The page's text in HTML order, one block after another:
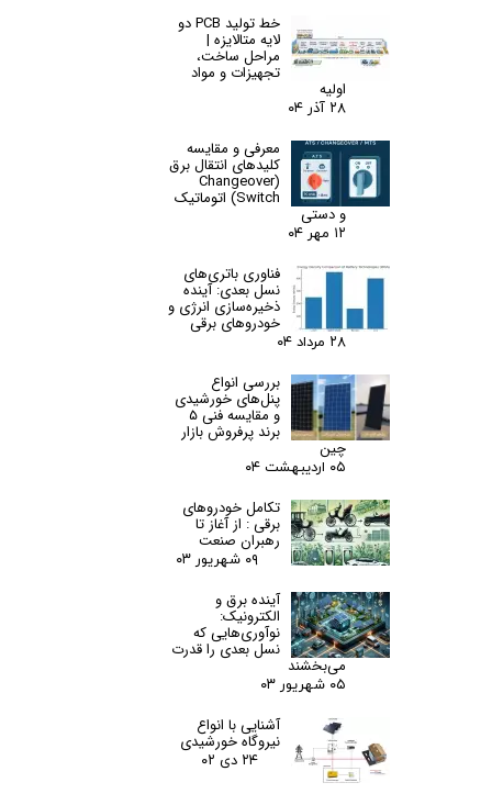
خط تولید PCB دو لایه متالایزه | مراحل
ساخت، تجهیزات و مواد اولیه
برق و الکترونیک تولید PCB دو لایه
،PCB دو لایه متالایزه ،خط تولید PCB
سوراخ کاری CNC PCB Dry Film Lamination PCB ،V-Cut PCB
خط تولید PCB دو
لایه متالایزه |
مراحل ساخت،
تجهیزات و مواد
اولیه
۲۸ آذر ۰۴
معرفی و مقایسه
کلیدهای انتقال برق
(Changeover
Switch) اتوماتیک
و دستی
۱۲ مهر ۰۴
فناوری باتری‌های
نسل بعدی: آینده
ذخیره‌سازی انرژی و
خودروهای برقی
۲۸ مرداد ۰۴
بررسی انواع
پنل‌های خورشیدی
و مقایسه فنی ۵
برند پرفروش بازار
چین
۰۵ اردیبهشت ۰۴
تکامل خودروهای
برقی : از آغاز تا
رهبران صنعت
۰۹ شهریور ۰۳
آینده برق و
الکترونیک:
نوآوری‌هایی که
نسل بعدی را قدرت
می‌بخشند
۰۵ شهریور ۰۳
آشنایی با انواع
نیروگاه خورشیدی
۲۴ دی ۰۲